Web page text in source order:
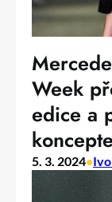
Week
edice a
5. 3. 2024•